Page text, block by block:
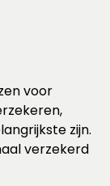
voor
zijn.
verzekerd